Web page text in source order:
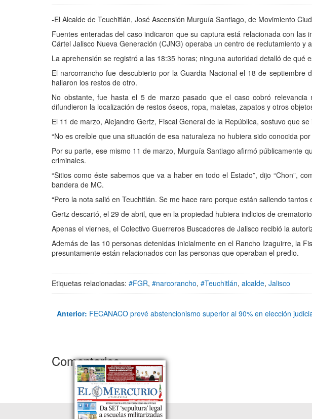
-El Alcalde de Teuchitlán, José Ascensión Murguía Santiago, de Movimiento
Fuentes enteradas del caso indicaron que su captura está relacionada con
Cártel Jalisco Nueva Generación (CJNG) operaba un centro de reclutamiento y
La aprehensión se registró a las 18:35 horas; ninguna autoridad detalló de qué
El narcorrancho fue descubierto por la Guardia Nacional el 18 de
hallaron los restos de otro.
No obstante, fue hasta el 5 de marzo pasado que el caso cobró
difundieron la localización de restos óseos, ropa, maletas, zapatos y otros
El 11 de marzo, Alejandro Gertz, Fiscal General de la República, sostuvo que
“No es creíble que una situación de esa naturaleza no hubiera sido conocida
Por su parte, ese mismo 11 de marzo, Murguía Santiago afirmó públicamente
criminales.
“Sitios como éste sabemos que va a haber en todo el Estado”, dijo “Chon”,
bandera de MC.
“Pero la nota salió en Teuchitlán. Se me hace raro porque están saliendo
Gertz descartó, el 29 de abril, que en la propiedad hubiera indicios de
Apenas el viernes, el Colectivo Guerreros Buscadores de Jalisco recibió la
Además de las 10 personas detenidas inicialmente en el Rancho Izaguirre, la
presuntamente están relacionados con las personas que operaban el predio.
Etiquetas relacionadas: #FGR, #narcorancho, #Teuchitlán, alcalde, Jalisco
Anterior: FECANACO prevé abstencionismo superior al 90% en elección
Comentarios